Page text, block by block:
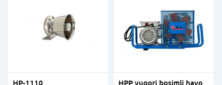
HP-1110
HPP yuqori bosimli havo